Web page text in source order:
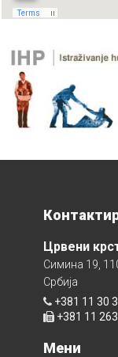
Црвени
Симина 19,
Србија
+381 11 30
+381 11
Мени